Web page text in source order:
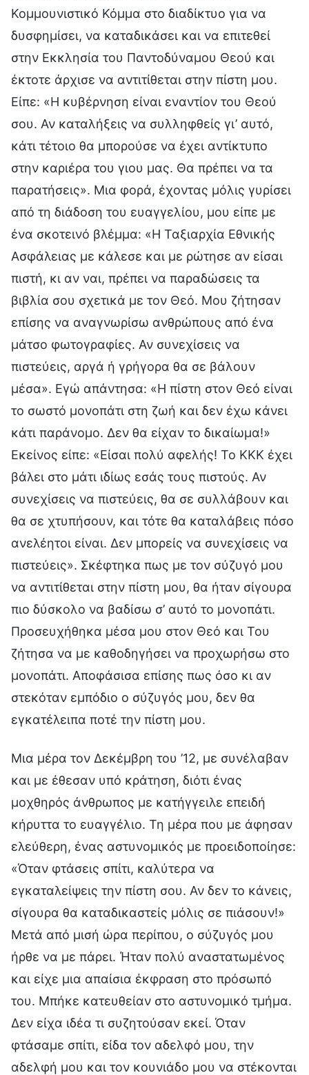
Κομμουνιστικό Κόμμα στο διαδίκτυο για να
δυσφημίσει, να καταδικάσει και να επιτεθεί
στην Εκκλησία του Παντοδύναμου Θεού και
έκτοτε άρχισε να αντιτίθεται στην πίστη μου.
Είπε: «Η κυβέρνηση είναι εναντίον του Θεού
σου. Αν καταλήξεις να συλληφθείς γι’ αυτό,
κάτι τέτοιο θα μπορούσε να έχει αντίκτυπο
στην καριέρα του γιου μας. Θα πρέπει να τα
παρατήσεις». Μια φορά, έχοντας μόλις γυρίσει
από τη διάδοση του ευαγγελίου, μου είπε με
ένα σκοτεινό βλέμμα: «Η Ταξιαρχία Εθνικής
Ασφάλειας με κάλεσε και με ρώτησε αν είσαι
πιστή, κι αν ναι, πρέπει να παραδώσεις τα
βιβλία σου σχετικά με τον Θεό. Μου ζήτησαν
επίσης να αναγνωρίσω ανθρώπους από ένα
μάτσο φωτογραφίες. Αν συνεχίσεις να
πιστεύεις, αργά ή γρήγορα θα σε βάλουν
μέσα». Εγώ απάντησα: «Η πίστη στον Θεό είναι
το σωστό μονοπάτι στη ζωή και δεν έχω κάνει
κάτι παράνομο. Δεν θα είχαν το δικαίωμα!»
Εκείνος είπε: «Είσαι πολύ αφελής! Το ΚΚΚ έχει
βάλει στο μάτι ιδίως εσάς τους πιστούς. Αν
συνεχίσεις να πιστεύεις, θα σε συλλάβουν και
θα σε χτυπήσουν, και τότε θα καταλάβεις πόσο
ανελέητοι είναι. Δεν μπορείς να συνεχίσεις να
πιστεύεις». Σκέφτηκα πως με τον σύζυγό μου
να αντιτίθεται στην πίστη μου, θα ήταν σίγουρα
πιο δύσκολο να βαδίσω σ’ αυτό το μονοπάτι.
Προσευχήθηκα μέσα μου στον Θεό και Του
ζήτησα να με καθοδηγήσει να προχωρήσω στο
μονοπάτι. Αποφάσισα επίσης πως όσο κι αν
στεκόταν εμπόδιο ο σύζυγός μου, δεν θα
εγκατέλειπα ποτέ την πίστη μου.
Μια μέρα τον Δεκέμβρη του ’12, με συνέλαβαν
και με έθεσαν υπό κράτηση, διότι ένας
μοχθηρός άνθρωπος με κατήγγειλε επειδή
κήρυττα το ευαγγέλιο. Τη μέρα που με άφησαν
ελεύθερη, ένας αστυνομικός με προειδοποίησε:
«Όταν φτάσεις σπίτι, καλύτερα να
εγκαταλείψεις την πίστη σου. Αν δεν το κάνεις,
σίγουρα θα καταδικαστείς μόλις σε πιάσουν!»
Μετά από μισή ώρα περίπου, ο σύζυγός μου
ήρθε να με πάρει. Ήταν πολύ αναστατωμένος
και είχε μια απαίσια έκφραση στο πρόσωπό
του. Μπήκε κατευθείαν στο αστυνομικό τμήμα.
Δεν είχα ιδέα τι συζητούσαν εκεί. Όταν
φτάσαμε σπίτι, είδα τον αδελφό μου, την
αδελφή μου και τον κουνιάδο μου να στέκονται